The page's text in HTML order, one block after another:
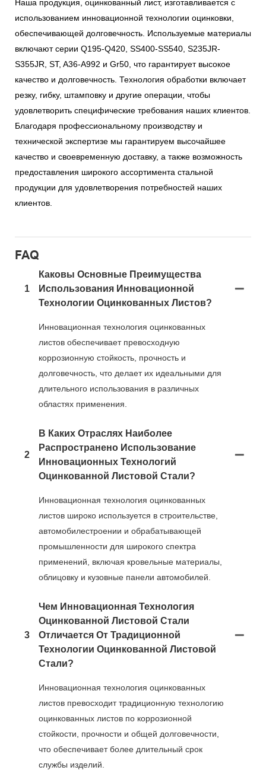
Наша продукция, оцинкованный лист, изготавливается с
использованием инновационной технологии оцинковки,
обеспечивающей долговечность. Используемые материалы
включают серии Q195-Q420, SS400-SS540, S235JR-
S355JR, ST, A36-A992 и Gr50, что гарантирует высокое
качество и долговечность. Технология обработки включает
резку, гибку, штамповку и другие операции, чтобы
удовлетворить специфические требования наших клиентов.
Благодаря профессиональному производству и
технической экспертизе мы гарантируем высочайшее
качество и своевременную доставку, а также возможность
предоставления широкого ассортимента стальной
продукции для удовлетворения потребностей наших
клиентов.
FAQ
1
Каковы Основные Преимущества
Использования Инновационной
Технологии Оцинкованных Листов?
Инновационная технология оцинкованных
листов обеспечивает превосходную
коррозионную стойкость, прочность и
долговечность, что делает их идеальными для
длительного использования в различных
областях применения.
2
В Каких Отраслях Наиболее
Распространено Использование
Инновационных Технологий
Оцинкованной Листовой Стали?
Инновационная технология оцинкованных
листов широко используется в строительстве,
автомобилестроении и обрабатывающей
промышленности для широкого спектра
применений, включая кровельные материалы,
облицовку и кузовные панели автомобилей.
3
Чем Инновационная Технология
Оцинкованной Листовой Стали
Отличается От Традиционной
Технологии Оцинкованной Листовой
Стали?
Инновационная технология оцинкованных
листов превосходит традиционную технологию
оцинкованных листов по коррозионной
стойкости, прочности и общей долговечности,
что обеспечивает более длительный срок
службы изделий.